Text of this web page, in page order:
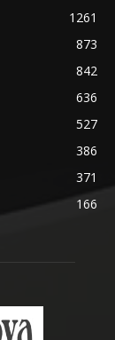
1261
873
842
636
527
386
371
166